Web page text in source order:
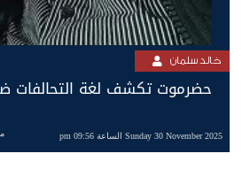
خالد سلمان
حضرموت تكشف لغة التحالفات
Sunday 30 November 2025 الساعة 09:56 pm